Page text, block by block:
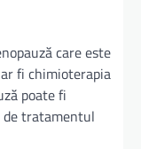
care este
fi chimioterapia
poate fi
tratamentul